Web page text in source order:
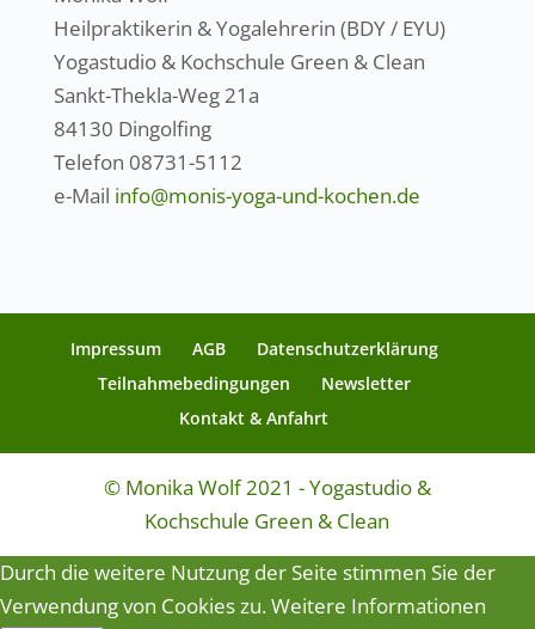
Heilpraktikerin & Yogalehrerin (BDY / EYU)
Yogastudio & Kochschule Green & Clean
Sankt-Thekla-Weg 21a
84130 Dingolfing
Telefon 08731-5112
e-Mail info@monis-yoga-und-kochen.de
Impressum AGB
Datenschutzerklärung
Teilnahmebedingungen
Newsletter
Kontakt & Anfahrt
© Monika Wolf 2021 - Yogastudio &
Kochschule Green & Clean
Durch die weitere Nutzung der Seite stimmen Sie der
Verwendung von Cookies zu.Weitere Informationen